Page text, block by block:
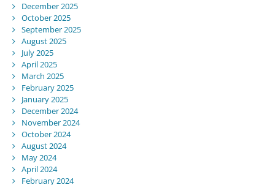
December 2025
October 2025
September 2025
August 2025
July 2025
April 2025
March 2025
February 2025
January 2025
December 2024
November 2024
October 2024
August 2024
May 2024
April 2024
February 2024